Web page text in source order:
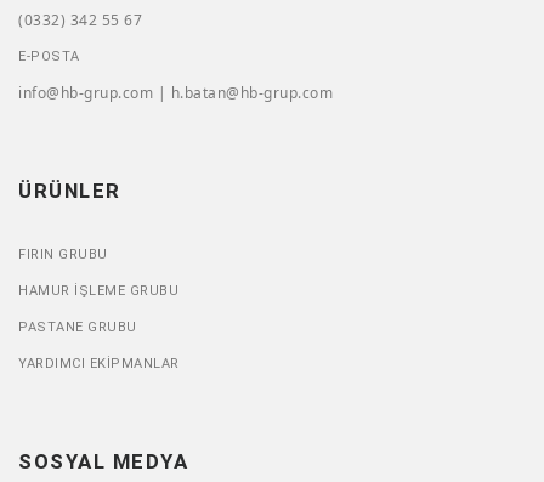
(0332) 342 55 67
E-POSTA
info@hb-grup.com | h.batan@hb-grup.com
ÜRÜNLER
FIRIN GRUBU
HAMUR İŞLEME GRUBU
PASTANE GRUBU
YARDIMCI EKIPMANLAR
SOSYAL MEDYA